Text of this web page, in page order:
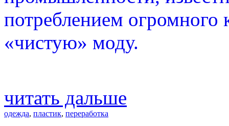
потреблением огромного
«чистую» моду.
читать дальше
одежда, пластик, переработка